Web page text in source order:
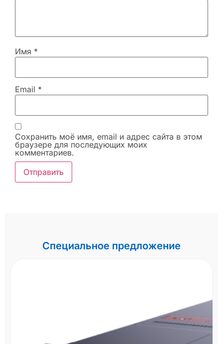
Имя *
Email *
Сохранить моё имя, email и адрес сайта в этом
браузере для последующих моих
комментариев.
Специальное предложение